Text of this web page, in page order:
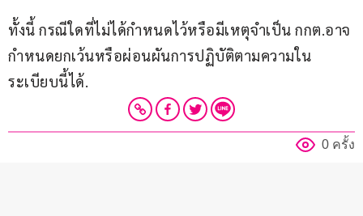
ทั้งนี้ กรณีใดที่ไม่ได้กำหนดไว้หรือมีเหตุจำเป็น กกต.อาจ
กำหนดยกเว้นหรือผ่อนผันการปฏิบัติตามความใน
ระเบียบนี้ได้.
0 ครั้ง